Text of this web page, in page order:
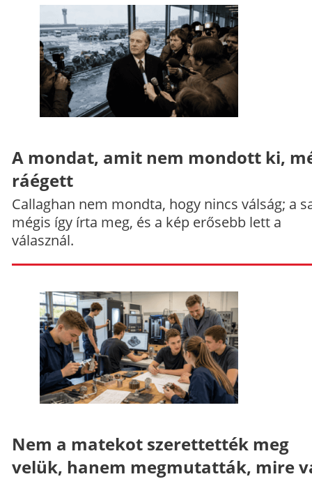
A mondat, amit nem mondott ki,
ráégett
Callaghan nem mondta, hogy nincs válság; a
mégis így írta meg, és a kép erősebb lett a
válasznál.
Nem a matekot szerettették meg
velük, hanem megmutatták, mire